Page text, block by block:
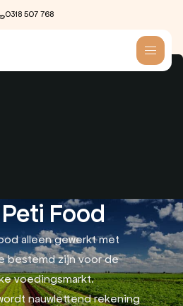
0318 507 768
Food
alleen gewerkt met
bestemd zijn voor de
voedingsmarkt.
nauwlettend rekening